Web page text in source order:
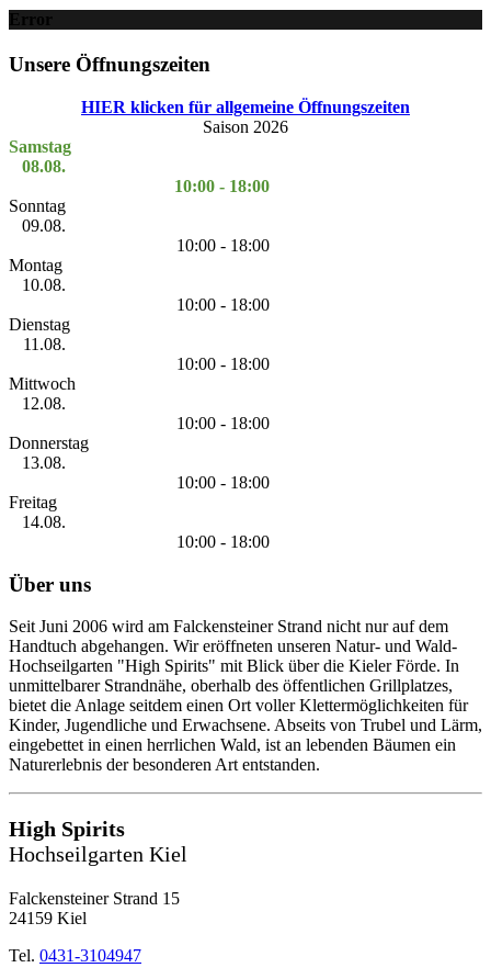
Error
Unsere Öffnungszeiten
HIER klicken für allgemeine Öffnungszeiten
Saison 2026
Samstag
08.08.
10:00 - 18:00
Sonntag
09.08.
10:00 - 18:00
Montag
10.08.
10:00 - 18:00
Dienstag
11.08.
10:00 - 18:00
Mittwoch
12.08.
10:00 - 18:00
Donnerstag
13.08.
10:00 - 18:00
Freitag
14.08.
10:00 - 18:00
Über uns
Seit Juni 2006 wird am Falckensteiner Strand nicht nur auf dem
Handtuch abgehangen. Wir eröffneten unseren Natur- und Wald-
Hochseilgarten "High Spirits" mit Blick über die Kieler Förde. In
unmittelbarer Strandnähe, oberhalb des öffentlichen Grillplatzes,
bietet die Anlage seitdem einen Ort voller Klettermöglichkeiten für
Kinder, Jugendliche und Erwachsene. Abseits von Trubel und Lärm,
eingebettet in einen herrlichen Wald, ist an lebenden Bäumen ein
Naturerlebnis der besonderen Art entstanden.
High Spirits
Hochseilgarten Kiel
Falckensteiner Strand 15
24159 Kiel
Tel. 0431-3104947